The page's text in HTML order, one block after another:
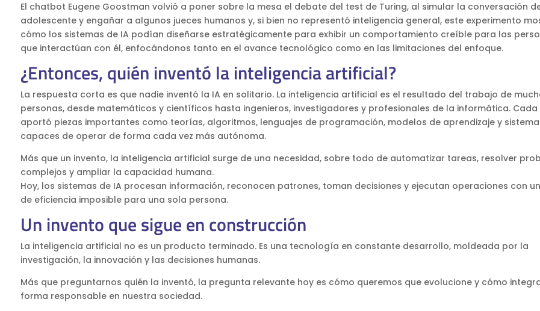
El chatbot Eugene Goostman volvió a poner sobre la mesa el debate del test de Turing, al simular la conversación
adolescente y engañar a algunos jueces humanos y, si bien no representó inteligencia general, este experimento
cómo los sistemas de IA podían diseñarse estratégicamente para exhibir un comportamiento creíble para las
que interactúan con él, enfocándonos tanto en el avance tecnológico como en las limitaciones del enfoque.
¿Entonces, quién inventó la inteligencia artificial?
La respuesta corta es que nadie inventó la IA en solitario. La inteligencia artificial es el resultado del trabajo de
personas, desde matemáticos y científicos hasta ingenieros, investigadores y profesionales de la informática. Cada
aportó piezas importantes como teorías, algoritmos, lenguajes de programación, modelos de aprendizaje y
capaces de operar de forma cada vez más autónoma.
Más que un invento, la inteligencia artificial surge de una necesidad, sobre todo de automatizar tareas, resolver
complejos y ampliar la capacidad humana.
Hoy, los sistemas de IA procesan información, reconocen patrones, toman decisiones y ejecutan operaciones con
de eficiencia imposible para una sola persona.
Un invento que sigue en construcción
La inteligencia artificial no es un producto terminado. Es una tecnología en constante desarrollo, moldeada por la
investigación, la innovación y las decisiones humanas.
Más que preguntarnos quién la inventó, la pregunta relevante hoy es cómo queremos que evolucione y cómo
forma responsable en nuestra sociedad.